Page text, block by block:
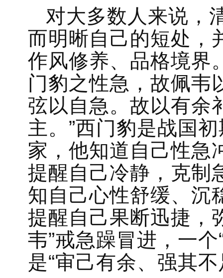
对大多数人来说，
而明晰自己的短处，
作风修养、品格境界
门豹之性急，故佩韦
弦以自急。故以有余
主。”西门豹是战国
家，他知道自己性急
提醒自己冷静，克制
知自己心性舒缓、沉
提醒自己果断迅捷，
韦”戒急躁冒进，一
是“审己有余、强其